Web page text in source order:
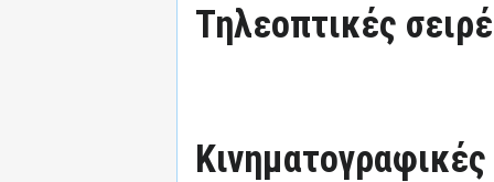
Τηλεοπτικές
Κινηματογραφικές